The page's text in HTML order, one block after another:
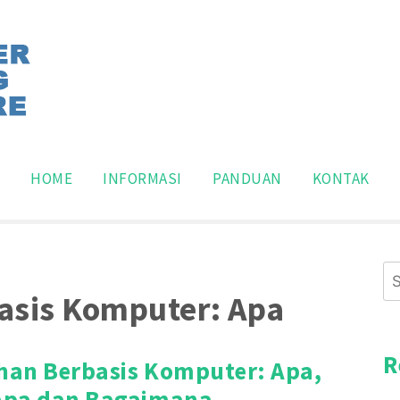
for:
HOME INFORMASI PANDUAN KONTAK
Komputer: Apa
Berbasis Komputer: Apa,
for: